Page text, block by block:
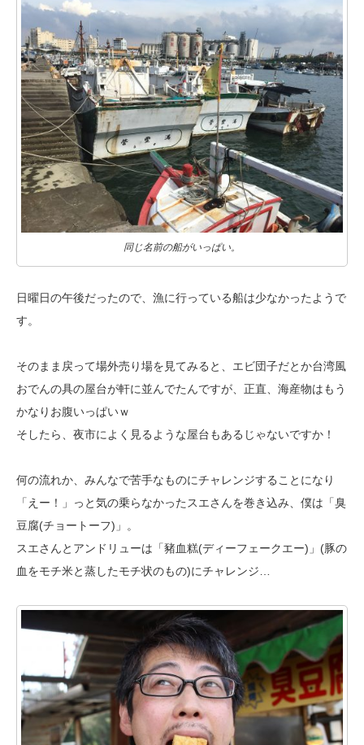
同じ名前の船がいっぱい。
日曜日の午後だったので、漁に行っている船は少なかったようで
す。
そのまま戻って場外売り場を見てみると、エビ団子だとか台湾風
おでんの具の屋台が軒に並んでたんですが、正直、海産物はもう
かなりお腹いっぱいｗ
そしたら、夜市によく見るような屋台もあるじゃないですか！
何の流れか、みんなで苦手なものにチャレンジすることになり
「えー！」っと気の乗らなかったスエさんを巻き込み、僕は「臭
豆腐(チョートーフ)」。
スエさんとアンドリューは「豬血糕(ディーフェークエー)」(豚の
血をモチ米と蒸したモチ状のもの)にチャレンジ…